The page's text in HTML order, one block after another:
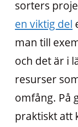
sorters
en viktig del
man till
och det är i
resurser
omfång. På
praktiskt att